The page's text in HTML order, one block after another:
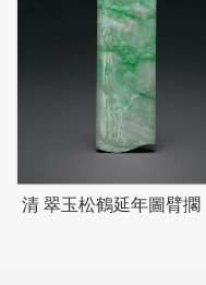
清 翠玉松鶴延年圖臂擱